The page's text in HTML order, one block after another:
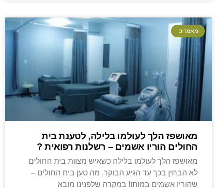
מאמרים
מאושפז הלך לעולמו בלילה, לטענת בית
החולים הוריו אשמים – רשלנות רפואית ?
מאושפז הלך לעולמו בלילה כשאיש מצוות בית החולים
לא הבחין בכך עד הגיע הבוקר. מה טען בית החולים –
שהוריו אשמים במותו! במקרה שלפנינו מובא